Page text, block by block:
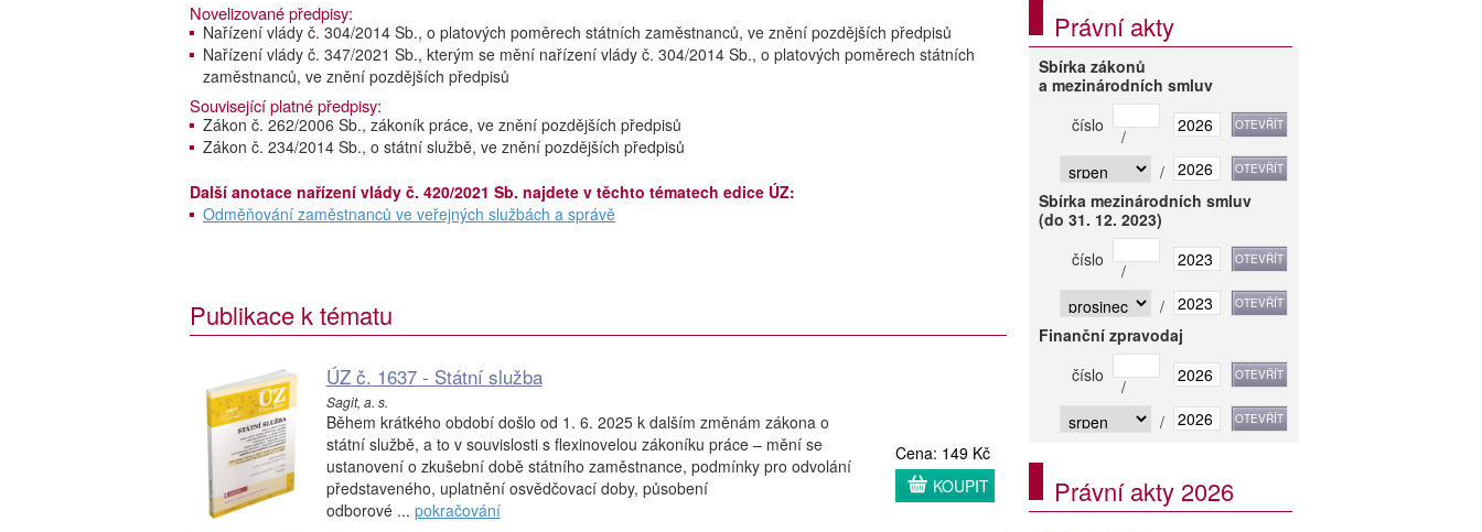
Novelizované předpisy:
Nařízení vlády č. 304/2014 Sb., o platových poměrech státních zaměstnanců, ve znění pozdějších předpisů
Nařízení vlády č. 347/2021 Sb., kterým se mění nařízení vlády č. 304/2014 Sb., o platových poměrech státních
zaměstnanců, ve znění pozdějších předpisů
Související platné předpisy:
Zákon č. 262/2006 Sb., zákoník práce, ve znění pozdějších předpisů
Zákon č. 234/2014 Sb., o státní službě, ve znění pozdějších předpisů
Další anotace nařízení vlády č. 420/2021 Sb. najdete v těchto tématech edice ÚZ:
Odměňování zaměstnanců ve veřejných službách a správě
Publikace k tématu
ÚZ č. 1637 - Státní služba
Sagit, a. s.
Během krátkého období došlo od 1. 6. 2025 k dalším změnám zákona o
státní službě, a to v souvislosti s flexinovelou zákoníku práce – mění se
ustanovení o zkušební době státního zaměstnance, podmínky pro odvolání
představeného, uplatnění osvědčovací doby, působení
odborové ... pokračování
Cena: 149 Kč
KOUPIT
Právní akty
Sbírka zákonů
a mezinárodních smluv
číslo
/
/
Sbírka mezinárodních smluv
(do 31. 12. 2023)
číslo
/
/
Finanční zpravodaj
číslo
/
/
Právní akty 2026